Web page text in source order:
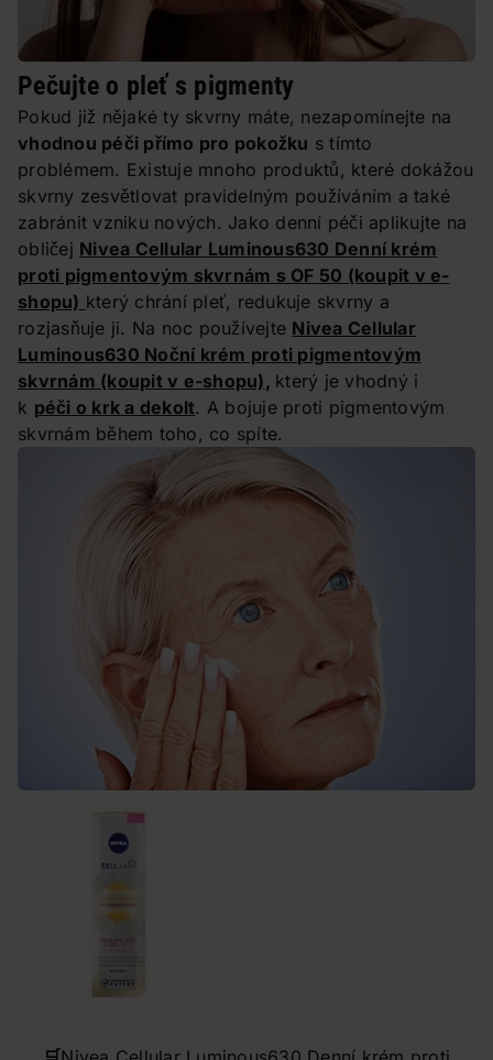
Pečujte o pleť s pigmenty
Pokud již nějaké ty skvrny máte, nezapomínejte na
vhodnou péči přímo pro pokožku s tímto
problémem. Existuje mnoho produktů, které dokážou
skvrny zesvětlovat pravidelným používáním a také
zabránit vzniku nových. Jako denní péči aplikujte na
obličej Nivea Cellular Luminous630 Denní krém
proti pigmentovým skvrnám s OF 50 (koupit v e-
shopu) který chrání pleť, redukuje skvrny a
rozjasňuje ji. Na noc používejte Nivea Cellular
Luminous630 Noční krém proti pigmentovým
skvrnám (koupit v e-shopu), který je vhodný i
k péči o krk a dekolt. A bojuje proti pigmentovým
skvrnám během toho, co spíte.